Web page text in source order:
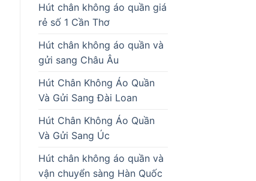
Hút chân không áo quần giá
rẻ số 1 Cần Thơ
Hút chân không áo quần và
gửi sang Châu Âu
Hút Chân Không Áo Quần
Và Gửi Sang Đài Loan
Hút Chân Không Áo Quần
Và Gửi Sang Úc
Hút chân không áo quần và
vận chuyển sàng Hàn Quốc